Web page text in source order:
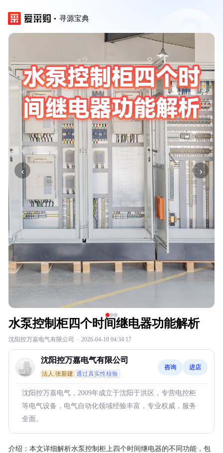
寻源宝典
‹ ›
水泵控制柜四个时间继电器功能解析
沈阳控万嘉电气有限公司 · 2026-04-10 04:34:17
沈阳控万嘉电气有限公司
法人:张新建 通过真实性核验
咨询 进店
沈阳控万嘉电气，2009年成立于沈阳于洪区，专营电控柜
等电气设备，电气自动化领域经验丰富，专业权威，服务
全面。
介绍： 本文详细解析水泵控制柜上四个时间继电器的不同功能，包